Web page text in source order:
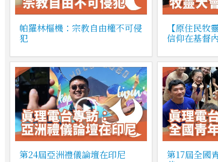
帕羅林樞機：宗教自由權不可侵
犯
【原住民牧
信仰在基督
第24屆亞洲禮儀論壇在印尼
第17屆全國